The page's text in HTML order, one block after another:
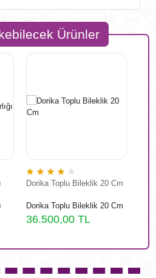
Ürünler
Dorika Toplu Bileklik 20 Cm
Dorika Toplu Bileklik 20 Cm
36.500,00 TL